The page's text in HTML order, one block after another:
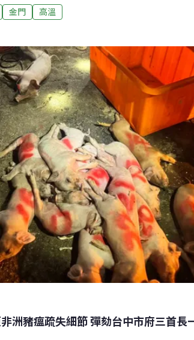
福漁港及鹽埔漁港，全程監督裝載、運輸及
南投東埔部落攜手林保署 清除違規獵具守
、陷阱，2次行動共清除5具，分署也宣導
止使用獸鋏。（中央社報導）
金門 高溫
洲豬瘟疏失細節 彈劾台中市府三首長